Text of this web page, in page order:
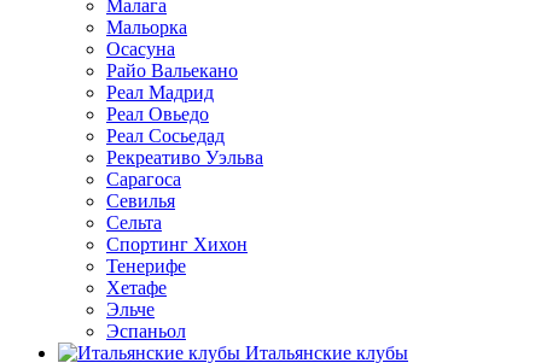
Малага
Мальорка
Осасуна
Райо Вальекано
Реал Мадрид
Реал Овьедо
Реал Сосьедад
Рекреативо Уэльва
Сарагоса
Севилья
Сельта
Спортинг Хихон
Тенерифе
Хетафе
Эльче
Эспаньол
Итальянские клубы